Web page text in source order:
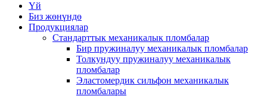
Үй
Биз жөнүндө
Продукциялар
Стандарттык механикалык пломбалар
Бир пружиналуу механикалык пломбалар
Толкундуу пружиналуу механикалык
пломбалар
Эластомердик сильфон механикалык
пломбалары